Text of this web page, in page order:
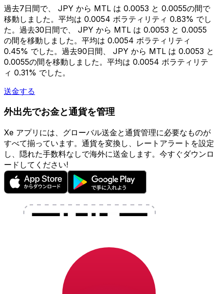
過去7日間で、 JPY から MTL は 0.0053 と 0.0055の間で
移動しました。平均は 0.0054 ボラティリティ 0.83% でし
た。過去30日間で、 JPY から MTL は 0.0053 と 0.0055
の間を移動しました。平均は 0.0054 ボラティリティ
0.45% でした。過去90日間、 JPY から MTL は 0.0053 と
0.0055の間を移動しました。平均は 0.0054 ボラティリテ
ィ 0.31% でした。
送金する
外出先でお金と通貨を管理
Xe アプリには、グローバル送金と通貨管理に必要なものが
すべて揃っています。通貨を変換し、レートアラートを設定
し、隠れた手数料なしで海外に送金します。今すぐダウンロ
ードしてください!